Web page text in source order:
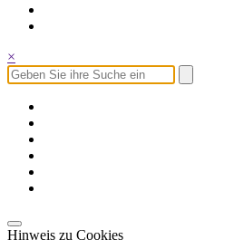
×
Hinweis zu Cookies